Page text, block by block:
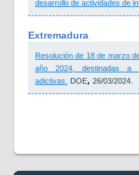
desarrollo de actividades de
Extremadura
Resolución de 18 de marzo
año 2024, destinadas a
adictivas.
DOE, 26/03/2024.